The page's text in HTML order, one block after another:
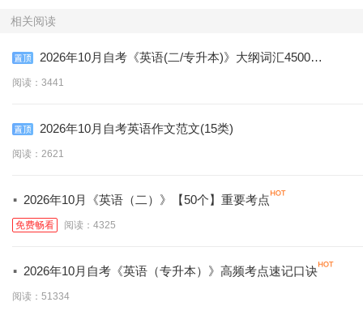
相关阅读
2026年10月自考《英语(二/专升本)》大纲词汇4500个
(含音标)
阅读：3441
2026年10月自考英语作文范文(15类)
阅读：2621
· 2026年10月《英语（二）》【50个】重要考点
免费畅看 阅读：4325
· 2026年10月自考《英语（专升本）》高频考点速记口诀
阅读：51334